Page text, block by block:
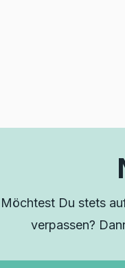
Möchtest Du stets
verpassen?